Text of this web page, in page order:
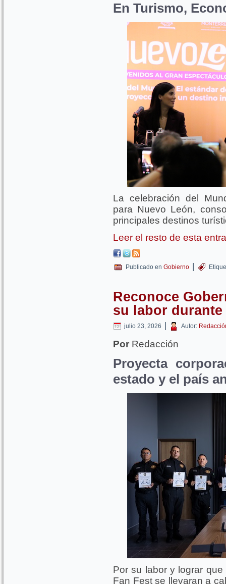
En Turismo,
La celebración del
para Nuevo León,
principales destinos
Leer el resto de esta
Publicado en Gobierno |
Reconoce
su labor
julio 23, 2026 | Autor:
Por Redacción
Proyecta
estado y el país
Por su labor y lograr
Fan Fest se llevaran a